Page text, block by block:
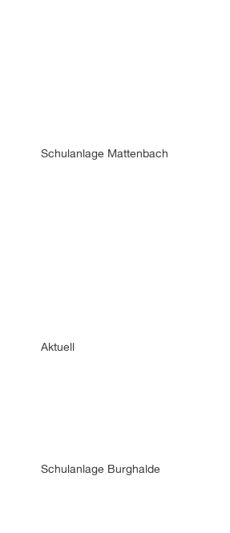
Schulanlage Burghalde
Aktuell
Schulanlage Mattenbach